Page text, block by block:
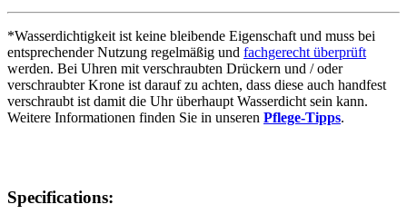
*Wasserdichtigkeit ist keine bleibende Eigenschaft und muss bei
entsprechender Nutzung regelmäßig und fachgerecht überprüft
werden. Bei Uhren mit verschraubten Drückern und / oder
verschraubter Krone ist darauf zu achten, dass diese auch handfest
verschraubt ist damit die Uhr überhaupt Wasserdicht sein kann.
Weitere Informationen finden Sie in unseren Pflege-Tipps.
Specifications: